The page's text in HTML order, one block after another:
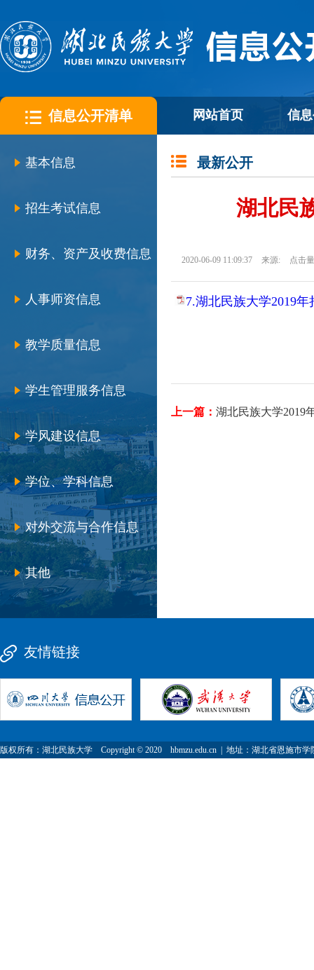
信息公开清单 网站首页 信
基本信息
招生考试信息
财务、资产及收费信息
人事师资信息
教学质量信息
学生管理服务信息
学风建设信息
学位、学科信息
对外交流与合作信息
其他
最新公开
湖北民
2020-06-09 11:09:37 来源: 点击
7.湖北民族大学2019
上一篇： 湖北民族大学2019
友情链接
版权所有：湖北民族大学 Copyright © 2020 hbmzu.edu.cn | 地址：湖北省恩施